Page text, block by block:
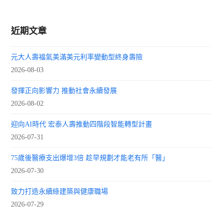
近期文章
元大人壽福氣美滿美元利率變動型終身壽險
2026-08-03
發揮正向影響力 推動社會永續發展
2026-08-02
迎向AI時代 宏泰人壽推動四階段智能轉型計畫
2026-07-31
75歲後醫療支出爆增3倍 趁早規劃才能老有所「醫」
2026-07-30
致力打造永續綠建築與健康職場
2026-07-29